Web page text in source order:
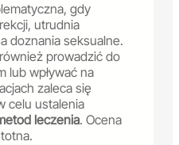
gdy
utrudnia
doznania seksualne.
prowadzić do
lub wpływać na
zaleca się
celu ustalenia
leczenia. Ocena